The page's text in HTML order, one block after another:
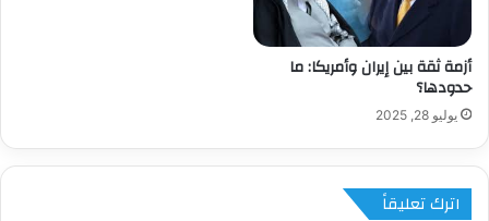
أزمة ثقة بين إيران وأمريكا: ما
حدودها؟
يوليو 28, 2025
اترك تعليقاً